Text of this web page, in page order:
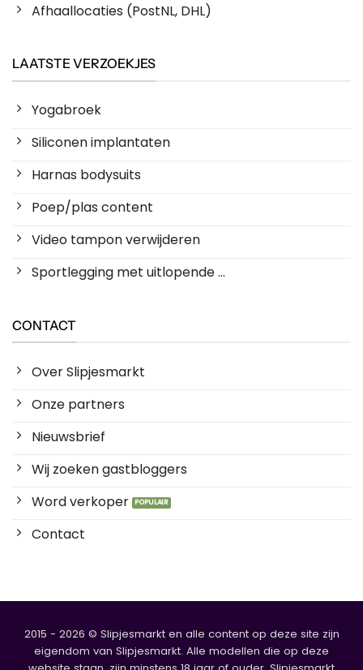
Afhaallocaties (PostNL, DHL)
LAATSTE VERZOEKJES
Yogabroek
Siliconen implantaten
Harnas bodysuits
Poep/plas content
Video tampon verwijderen
Sportlegging met uitlopende ...
CONTACT
Over Slipjesmarkt
Onze partners
Nieuwsbrief
Wij zoeken gastbloggers
Word verkoper
Contact
2015 - 2026 © Slipjesmarkt en alle content op deze site zijn
eigendom van Slipjesmarkt. Alle modellen die op deze